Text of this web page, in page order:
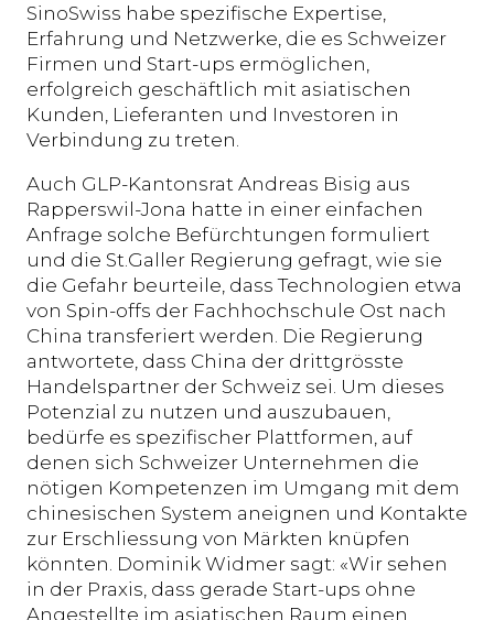
SinoSwiss habe spezifische Expertise,
Erfahrung und Netzwerke, die es Schweizer
Firmen und Start-ups ermöglichen,
erfolgreich geschäftlich mit asiatischen
Kunden, Lieferanten und Investoren in
Verbindung zu treten.
Auch GLP-Kantonsrat Andreas Bisig aus
Rapperswil-Jona hatte in einer einfachen
Anfrage solche Befürchtungen formuliert
und die St.Galler Regierung gefragt, wie sie
die Gefahr beurteile, dass Technologien etwa
von Spin-offs der Fachhochschule Ost nach
China transferiert werden. Die Regierung
antwortete, dass China der drittgrösste
Handelspartner der Schweiz sei. Um dieses
Potenzial zu nutzen und auszubauen,
bedürfe es spezifischer Plattformen, auf
denen sich Schweizer Unternehmen die
nötigen Kompetenzen im Umgang mit dem
chinesischen System aneignen und Kontakte
zur Erschliessung von Märkten knüpfen
könnten. Dominik Widmer sagt: «Wir sehen
in der Praxis, dass gerade Start-ups ohne
Angestellte im asiatischen Raum einen